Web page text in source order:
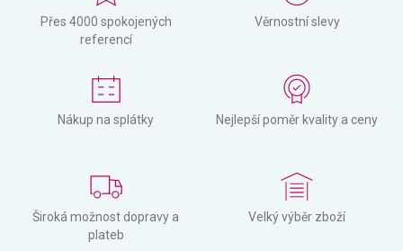
Přes 4000 spokojených
referencí
Věrnostní slevy
Nákup na splátky Nejlepší poměr kvality a ceny
Široká možnost dopravy a
plateb
Velký výběr zboží